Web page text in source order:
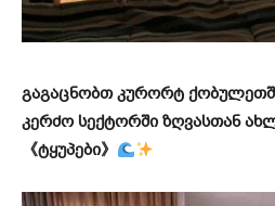
გაგაცნობთ კურორტ
კერძო სექტორში ზღვასთან
《ტყუპები》